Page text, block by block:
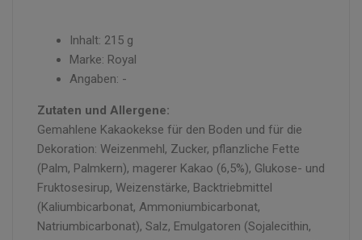
Inhalt: 215 g
Marke: Royal
Angaben: -
Zutaten und Allergene:
Gemahlene Kakaokekse für den Boden und für die
Dekoration: Weizenmehl, Zucker, pflanzliche Fette
(Palm, Palmkern), magerer Kakao (6,5%), Glukose- und
Fruktosesirup, Weizenstärke, Backtriebmittel
(Kaliumbicarbonat, Ammoniumbicarbonat,
Natriumbicarbonat), Salz, Emulgatoren (Sojalecithin,